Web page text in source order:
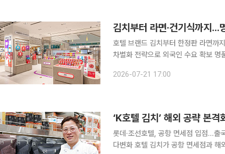
김치부터 라면·건기식까지
호텔 브랜드 김치부터 한정판 라면까
차별화 전략으로 외국인 수요 확보 명품과 화장품 중심이던 면세점 상품 구성이 K푸드와 건강기능
치와 라면, 건기식, 전통주 등으로 식
2026-07-21 17:00
‘K호텔 김치’ 해외 공략 본
롯데·조선호텔, 공항 면세점 입점…
다변화 호텔 김치가 공항 면세점과 해외 시장으로 유통 무대를 넓히고 있다. 롯데호텔과 조선호텔앤